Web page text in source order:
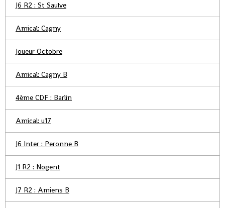
J6 R2 : St Saulve
Amical: Cagny
Joueur Octobre
Amical: Cagny B
4ème CDF : Barlin
Amical: u17
J6 Inter : Peronne B
J1 R2 : Nogent
J7 R2 : Amiens B